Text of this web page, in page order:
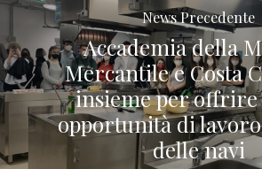
News Precedente
Accademia della
Mercantile e Costa
insieme per offrire
opportunità di
delle navi